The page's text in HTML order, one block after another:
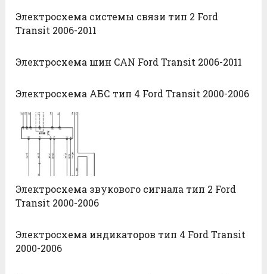
Электросхема системы связи тип 2 Ford
Transit 2006-2011
Электросхема шин CAN Ford Transit 2006-2011
Электросхема АБС тип 4 Ford Transit 2000-2006
Электросхема звукового сигнала тип 2 Ford
Transit 2000-2006
Электросхема индикаторов тип 4 Ford Transit
2000-2006